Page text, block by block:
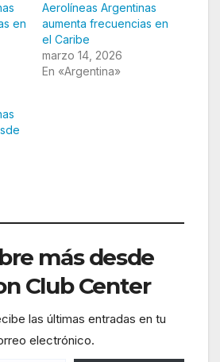
en
Aerolíneas Argentinas
aumenta frecuencias en
el Caribe
marzo 14, 2026
En «Argentina»
más desde
Club Center
las últimas entradas en tu
electrónico.